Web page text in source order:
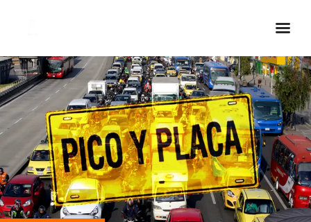
Inicio Real FM
Streaming
En Vivo
Descarga La APP
Programas
Noticias